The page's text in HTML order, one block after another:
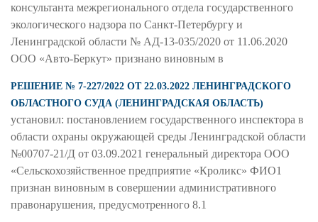
консультанта межрегионального отдела государственного
экологического надзора по Санкт-Петербургу и
Ленинградской области № АД-13-035/2020 от 11.06.2020
ООО «Авто-Беркут» признано виновным в
РЕШЕНИЕ № 7-227/2022 ОТ 22.03.2022 ЛЕНИНГРАДСКОГО
ОБЛАСТНОГО СУДА (ЛЕНИНГРАДСКАЯ ОБЛАСТЬ)
установил: постановлением государственного инспектора в
области охраны окружающей среды Ленинградской области
№00707-21/Д от 03.09.2021 генеральный директора ООО
«Сельскохозяйственное предприятие «Кроликс» ФИО1
признан виновным в совершении административного
правонарушения, предусмотренного 8.1